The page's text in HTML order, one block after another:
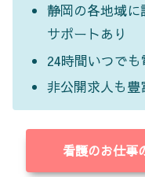
静岡の各地域
サポートあり
24時間いつで
非公開求人も豊
看護のお仕事